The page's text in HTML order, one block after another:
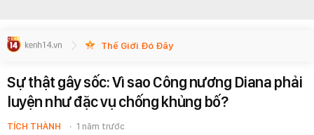
Thế Giới Đó Đây
Sự thật gây sốc: Vì sao Công nương Diana phải
luyện như đặc vụ chống khủng bố?
TÍCH THÀNH 1 năm trước